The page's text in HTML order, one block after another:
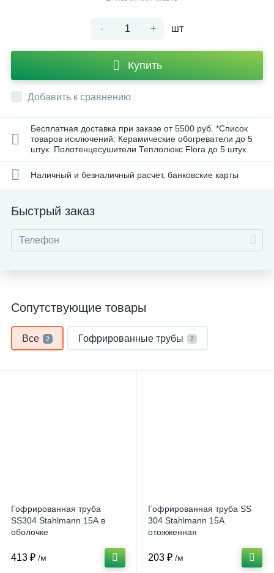
- + шт
Купить
Добавить к сравнению
Бесплатная доставка при заказе от 5500 руб. *Список
товаров исключений: Керамические обогреватели до 5
штук. Полотенцесушители Теплолюкс Flora до 5 штук.
Наличный и безналичный расчет, банковские карты
Быстрый заказ
Сопутствующие товары
Все 2 Гофрированные трубы 2
Гофрированная труба
SS304 Stahlmann 15А в
оболочке
413 ₽ /м
Гофрированная труба SS
304 Stahlmann 15А
отожженная
203 ₽ /м